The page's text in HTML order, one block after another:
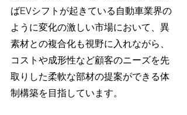
ばEVシフトが起きている自動車業界の
ように変化の激しい市場において、異
素材との複合化も視野に入れながら、
コストや成形性など顧客のニーズを先
取りした柔軟な部材の提案ができる体
制構築を目指しています。